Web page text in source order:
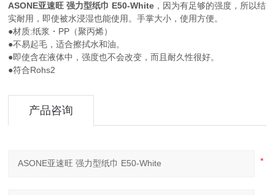
ASONE亚速旺 强力型纸巾 E50-White ，因为有足够的强度，所以结
实耐用，即使被水浸湿也能使用。手掌大小，使用方便。
●材质:纸浆・PP（聚丙烯）
●不易起毛，适合擦拭水和油。
●即使含在液体中，强度也不会改变，而且耐久性很好。
●符合Rohs2
产品咨询